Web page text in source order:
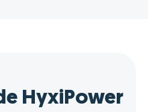
HyxiPower